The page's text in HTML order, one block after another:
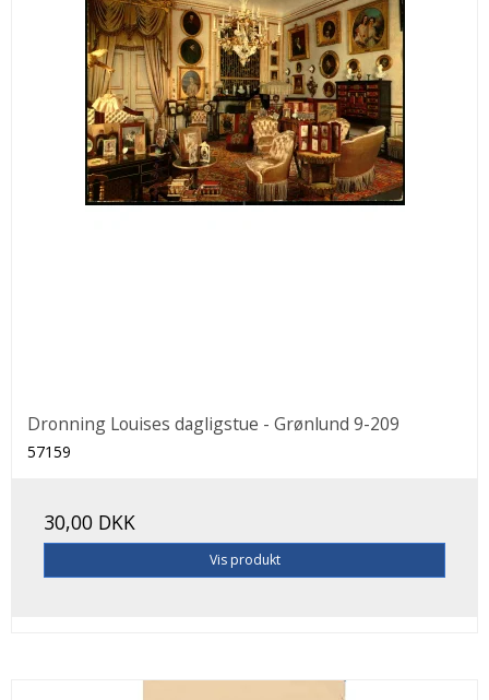
Dronning Louises dagligstue - Grønlund 9-209
57159
30,00 DKK
Vis produkt